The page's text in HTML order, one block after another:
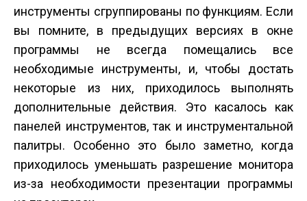
инструменты сгруппированы по функциям. Если
вы помните, в предыдущих версиях в окне
программы не всегда помещались все
необходимые инструменты, и, чтобы достать
некоторые из них, приходилось выполнять
дополнительные действия. Это касалось как
панелей инструментов, так и инструментальной
палитры. Особенно это было заметно, когда
приходилось уменьшать разрешение монитора
из-за необходимости презентации программы